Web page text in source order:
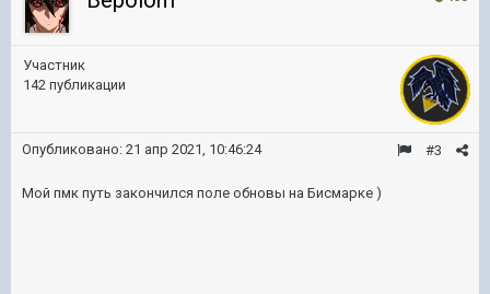
Участник
142 публикации
#3
Опубликовано: 21 апр 2021, 10:46:24
Мой пмк путь закончился поле обновы на Бисмарке )